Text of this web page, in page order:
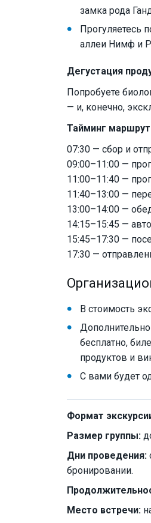
замка рода
Прогуляетесь
аллеи Нимф и
Дегустация
Попробуете
— и, конечно,
Тайминг
07:30 — сбор и
09:00–11:00 —
11:00–11:40 —
11:40–13:00 —
13:00–14:00 —
14:15–15:45 —
15:45–17:30 —
17:30 —
В стоимость
бесплатно,
продуктов и
С вами будет
Формат
Размер группы:
Дни проведения:
бронировании.
Место встречи: